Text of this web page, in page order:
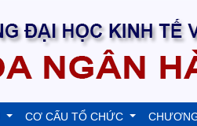
CƠ CẤU TỔ CHỨC